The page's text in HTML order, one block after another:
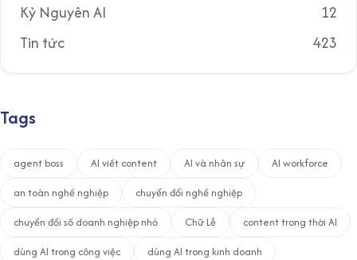
Kỷ Nguyên AI
12
Tin tức
423
Tags
agent boss AI viết content AI và nhân sự
AI workforce
an toàn nghề nghiệp
chuyển đổi nghề nghiệp
chuyển đổi số doanh nghiệp nhỏ
Chữ Lễ
content trong thời AI
dùng AI trong công việc
dùng AI trong kinh doanh